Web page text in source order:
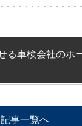
る車検会社のホ
記事一覧へ